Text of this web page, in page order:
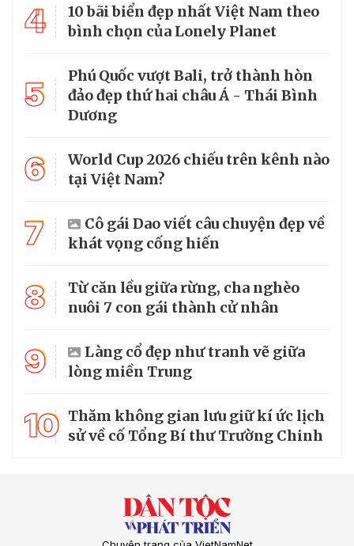
4
10 bãi biển đẹp nhất Việt Nam theo
bình chọn của Lonely Planet
5
Phú Quốc vượt Bali, trở thành hòn
đảo đẹp thứ hai châu Á - Thái Bình
Dương
6
World Cup 2026 chiếu trên kênh nào
tại Việt Nam?
7
Cô gái Dao viết câu chuyện đẹp về
khát vọng cống hiến
8
Từ căn lều giữa rừng, cha nghèo
nuôi 7 con gái thành cử nhân
9
Làng cổ đẹp như tranh vẽ giữa
lòng miền Trung
10 Thăm không gian lưu giữ kí ức lịch
sử về cố Tổng Bí thư Trường Chinh